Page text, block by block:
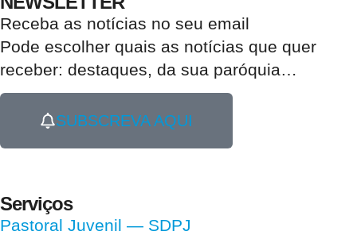
Receba as notícias no seu email​
Pode escolher quais as notícias que quer
receber: destaques, da sua paróquia…
SUBSCREVA AQUI
Serviços
Pastoral Juvenil — SDPJ